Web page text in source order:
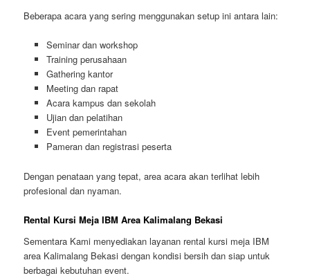
Beberapa acara yang sering menggunakan setup ini antara lain:
Seminar dan workshop
Training perusahaan
Gathering kantor
Meeting dan rapat
Acara kampus dan sekolah
Ujian dan pelatihan
Event pemerintahan
Pameran dan registrasi peserta
Dengan penataan yang tepat, area acara akan terlihat lebih
profesional dan nyaman.
Rental Kursi Meja IBM Area Kalimalang Bekasi
Sementara Kami menyediakan layanan rental kursi meja IBM
area Kalimalang Bekasi dengan kondisi bersih dan siap untuk
berbagai kebutuhan event.